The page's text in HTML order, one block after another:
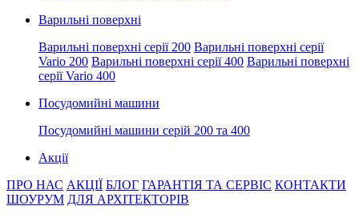
Варильні поверхні
Варильні поверхні серії 200 Варильні поверхні серії
Vario 200 Варильні поверхні серії 400 Варильні поверхні
серії Vario 400
Посудомийні машини
Посудомийні машини серій 200 та 400
Акції
ПРО НАС АКЦІЇ БЛОГ ГАРАНТІЯ ТА СЕРВІС КОНТАКТИ
ШОУРУМ ДЛЯ АРХІТЕКТОРІВ